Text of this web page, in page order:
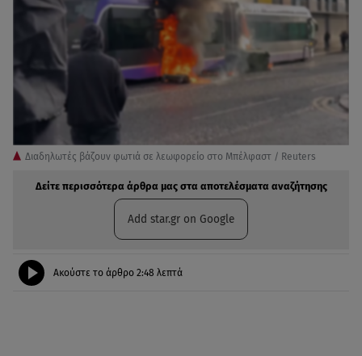
Διαδηλωτές βάζουν φωτιά σε λεωφορείο στο Μπέλφαστ / Reuters
Δείτε περισσότερα άρθρα μας στα αποτελέσματα αναζήτησης
Add star.gr on Google
Ακούστε το άρθρο 2:48 λεπτά